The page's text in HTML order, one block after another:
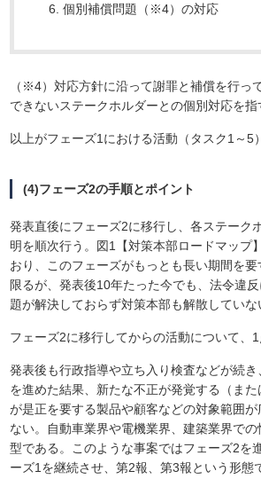
個別補償問題（※4）の対応
（※4）対応方針に沿って謝罪と補償を行っ
できないステークホルダーとの個別対応を指
以上がフェーズ1における活動（タスク1～5
(4)フェーズ2の手順とポイント
発表直後にフェーズ2に移行し、各ステーク
明を順次行う。図1【対策本部ロードマップ
おり、このフェーズがもっとも長い期間を
限るが、発表後10年たった今でも、法令違
題が解決しておらず対策本部も解散していな
フェーズ2に移行してからの活動について、1
発表後も行政指導や立ち入り検査などが続
を進めた結果、新たな不正が発覚する（ま
が是正を要する製品や顧客などの対象範囲が
ない。自動車業界や電機業界、建築業界で
型である。このような事案ではフェーズ2を
ーズ1を継続させ、第2報、第3報という形態